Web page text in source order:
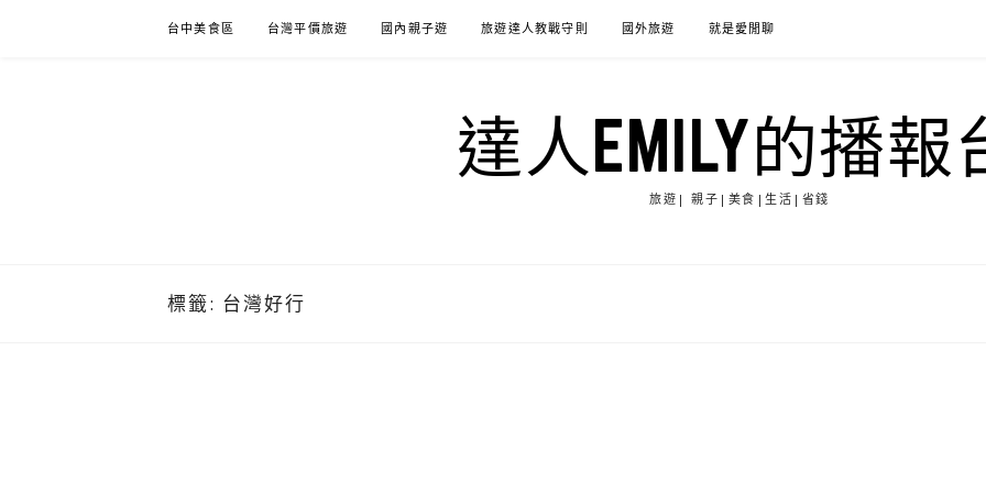
台中美食區 台灣平價旅遊 國內親子遊 旅遊達人教戰守則 國外旅遊 就是愛閒聊
達人EMILY的播報
旅遊| 親子|美食|生活|省錢
標籤: 台灣好行